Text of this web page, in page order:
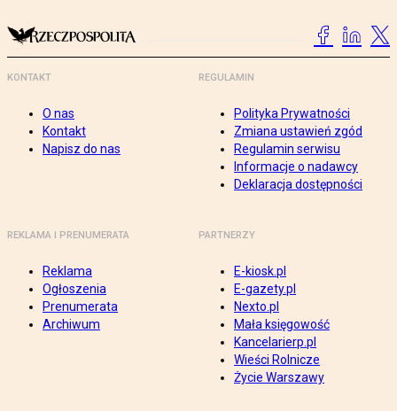
KONTAKT
O nas
Kontakt
Napisz do nas
REGULAMIN
Polityka Prywatności
Zmiana ustawień zgód
Regulamin serwisu
Informacje o nadawcy
Deklaracja dostępności
REKLAMA I PRENUMERATA
Reklama
Ogłoszenia
Prenumerata
Archiwum
PARTNERZY
E-kiosk.pl
E-gazety.pl
Nexto.pl
Mała księgowość
Kancelarierp.pl
Wieści Rolnicze
Życie Warszawy